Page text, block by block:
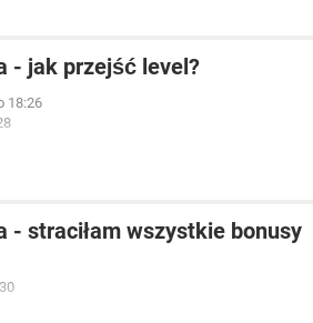
- jak przejść level?
18:26
- straciłam wszystkie bonusy